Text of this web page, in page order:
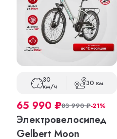
30
км/ч 30 км
65 990 ₽83 990₽-21%
Электровелосипед
Gelbert Moon